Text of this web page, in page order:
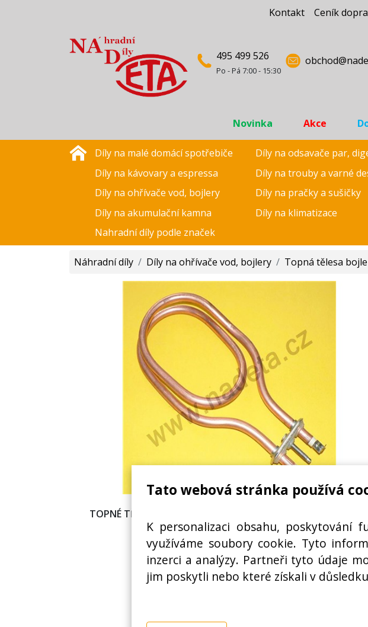
Tato webová stránka používá
K personalizaci obsahu, poskytování
využíváme soubory cookie. Tyto
inzerci a analýzy. Partneři tyto údaje
jim poskytli nebo které získali v
Kontakt Ceník
495 499 526
Po - Pá 7:00 - 15:30
Novinka Akce
Díly na malé domácí spotřebiče Díly na odsavače par,
Díly na kávovary a espressa
Díly na trouby a varné
Díly na ohřívače vod, bojlery
Díly na pračky a sušičky
Díly na akumulační kamna
Díly na klimatizace
Nahradní díly podle značek
Náhradní díly / Díly na ohřívače vod, bojlery / Topná tělesa
TOPNÉ TĚLESO+TĚSNĚNÍ ZÁSOBNÍKU, NÁHRADNÍ DÍL BOJLERŮ